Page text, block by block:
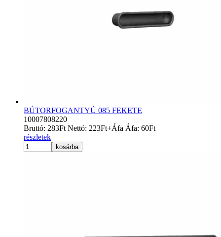
BÚTORFOGANTYÚ 085 FEKETE
10007808220
Bruttó: 283Ft Nettó: 223Ft+Áfa Áfa: 60Ft
részletek
kosárba